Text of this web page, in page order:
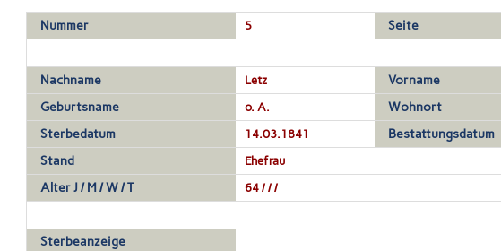
Nummer 5 Seite
Nachname Letz Vorname
Geburtsname o. A.
Wohnort
Sterbedatum
14.03.1841
Bestattungsdatum
Stand
Ehefrau
Alter J / M / W / T 64 / / /
Sterbeanzeige